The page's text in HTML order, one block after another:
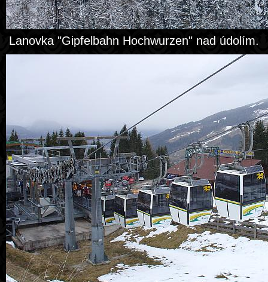
Lanovka "Gipfelbahn Hochwurzen" nad údolím.